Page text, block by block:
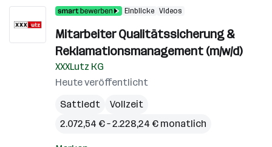
Einblicke Videos
Mitarbeiter Qualitätssicherung &
Reklamationsmanagement (m/w/d)
XXXLutz KG
Heute veröffentlicht
Sattledt
Vollzeit
2.072,54 € – 2.228,24 € monatlich